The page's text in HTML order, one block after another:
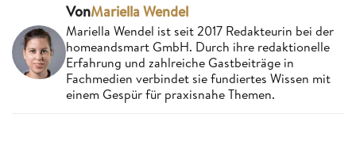
VonMariella Wendel
Mariella Wendel ist seit 2017 Redakteurin bei der
homeandsmart GmbH. Durch ihre redaktionelle
Erfahrung und zahlreiche Gastbeiträge in
Fachmedien verbindet sie fundiertes Wissen mit
einem Gespür für praxisnahe Themen.